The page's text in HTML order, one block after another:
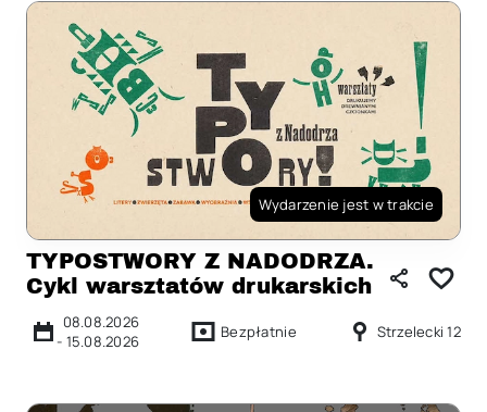
Wydarzenie jest w trakcie
TYPOSTWORY Z NADODRZA.
Cykl warsztatów drukarskich
08.08.2026
- 15.08.2026 Bezpłatnie Strzelecki 12